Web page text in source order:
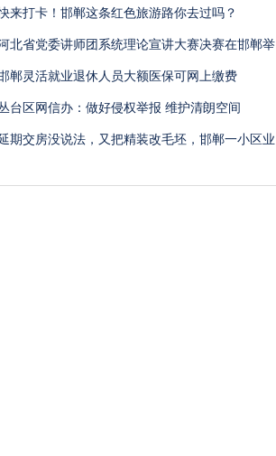
来打卡！邯郸这条红色旅游路你去过吗？
北省党委讲师团系统理论宣讲大赛决赛在邯郸举
郸灵活就业退休人员大额医保可网上缴费
台区网信办：做好侵权举报 维护清朗空间
期交房没说法，又把精装改毛坯，邯郸一小区业